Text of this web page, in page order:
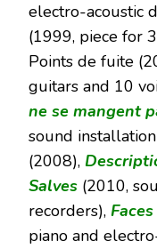
electro-acoustic
(1999, piece for
Points de fuite
guitars and 10
ne se mangent
sound
(2008),
Salves (2010,
recorders), Faces
piano and